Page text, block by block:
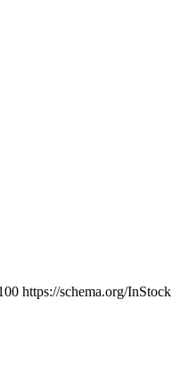
https://schema.org/InStock